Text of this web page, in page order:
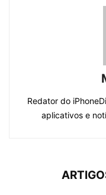
Redator do
aplicativos e